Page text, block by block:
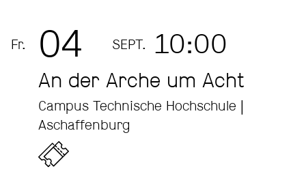
Fr. 04 SEPT. 10:00
An der Arche um Acht
Campus Technische Hochschule |
Aschaffenburg